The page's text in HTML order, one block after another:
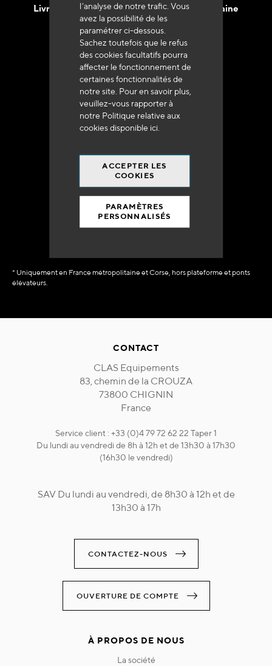
l’analyse de notre trafic. Vous
avez la possibilité de les
paramétrer ci-dessous.
Sachez toutefois que le refus
des cookies facultatifs pourra
affecter le fonctionnement de
certaines fonctionnalités de
notre site. Pour en savoir plus,
veuillez-vous rapporter à
notre Politique relative aux
cookies disponible ici
ACCEPTER LES
COOKIES
PARAMÈTRES
PERSONNALISÉS
Livraison en 48h à 72h en France Métropolitaine
Franco de port
à 250 euros*
90% du catalogue
en disponibilité
immédiate
* Uniquement en France métropolitaine et Corse, hors plateforme et ponts
élévateurs.
CONTACT
CLAS Equipements
83, chemin de la CROUZA
73800 CHIGNIN
France
Service client : +33 (0)4 79 72 62 22 Taper 1
Du lundi au vendredi de 8h à 12h et de 13h30 à 17h30
(16h30 le vendredi)
SAV Du lundi au vendredi, de 8h30 à 12h et de
13h30 à 17h
CONTACTEZ-NOUS
OUVERTURE DE COMPTE
À PROPOS DE NOUS
la société